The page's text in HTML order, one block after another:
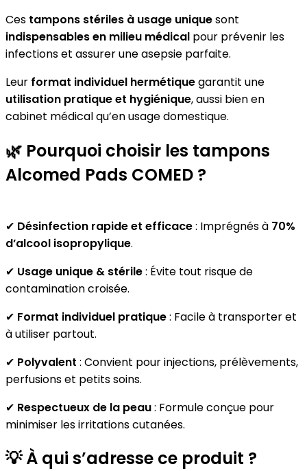
Ces tampons stériles à usage uniquesont
indispensables en milieu médical pour prévenir les
infections et assurer une asepsie parfaite.
Leur format individuel hermétiquegarantit une
utilisation pratique et hygiénique, aussi bien en
cabinet médical qu’en usage domestique.
🌿 Pourquoi choisir les tampons
Alcomed Pads COMED ?
✔ Désinfection rapide et efficace: Imprégnés à 70%
d’alcool isopropylique.
✔ Usage unique & stérile: Évite tout risque de
contamination croisée.
✔ Format individuel pratique: Facile à transporter et
à utiliser partout.
✔ Polyvalent : Convient pour injections, prélèvements,
perfusions et petits soins.
✔ Respectueux de la peau: Formule conçue pour
minimiser les irritations cutanées.
💡À qui s’adresse ce produit ?